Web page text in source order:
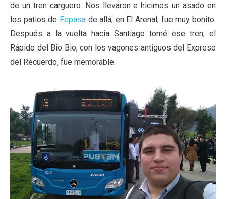
de un tren carguero. Nos llevaron e hicimos un asado en
los patios de Fepasade allá, en El Arenal, fue muy bonito.
Después a la vuelta hacia Santiago tomé ese tren, el
Rápido del Bio Bio, con los vagones antiguos del Expreso
del Recuerdo, fue memorable.